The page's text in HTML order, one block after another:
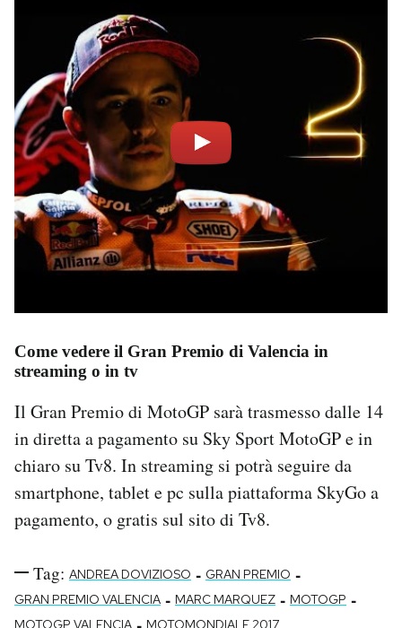
Come vedere il Gran Premio di Valencia in
streaming o in tv
Il Gran Premio di MotoGP sarà trasmesso dalle 14
in diretta a pagamento su Sky Sport MotoGP e in
chiaro su Tv8. In streaming si potrà seguire da
smartphone, tablet e pc sulla piattaforma SkyGo a
pagamento, o gratis sul sito di Tv8.
Tag: ANDREA DOVIZIOSO - GRAN PREMIO -
GRAN PREMIO VALENCIA - MARC MARQUEZ - MOTOGP -
MOTOGP VALENCIA MOTOMONDIALE 2017